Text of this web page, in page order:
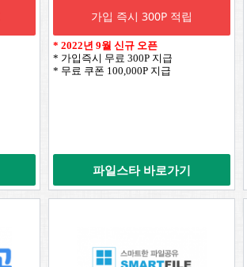
가입 즉시 300P 적립
* 2022년 9월 신규 오픈
* 가입즉시 무료 300P 지급
* 무료 쿠폰 100,000P 지급
파일스타 바로가기